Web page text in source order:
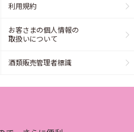
利用規約
お客さまの個人情報の
取扱いについて
酒類販売管理者標識